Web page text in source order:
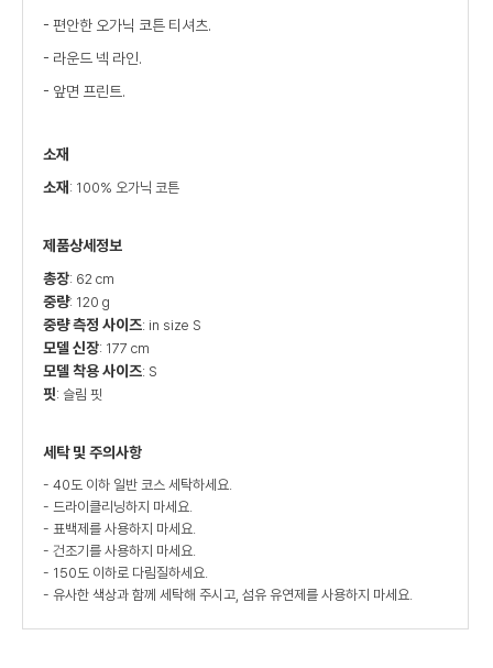
- 편안한 오가닉 코튼 티셔츠.
- 라운드 넥 라인.
- 앞면 프린트.
소재
소재 : 100% 오가닉 코튼
제품상세정보
총장: 62 cm
중량: 120 g
중량 측정 사이즈: in size S
모델 신장: 177 cm
모델 착용 사이즈: S
핏: 슬림 핏
세탁 및 주의사항
- 40도 이하 일반 코스 세탁하세요.
- 드라이클리닝하지 마세요.
- 표백제를 사용하지 마세요.
- 건조기를 사용하지 마세요.
- 150도 이하로 다림질하세요.
- 유사한 색상과 함께 세탁해 주시고, 섬유 유연제를 사용하지 마세요.